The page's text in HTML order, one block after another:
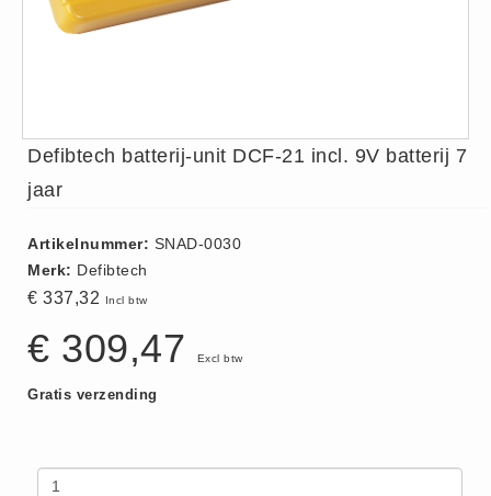
Inspectiecentrale
Betalingsmogelijkheden
Verzending
Vacatures
Winkel
AED apparaten (11)
Defibtech batterij-unit DCF-21 incl. 9V batterij 7
jaar
Artikelnummer: SNAD-0030
Merk: Defibtech
€ 337,32 Incl btw
€ 309,47 Excl btw
Gratis verzending